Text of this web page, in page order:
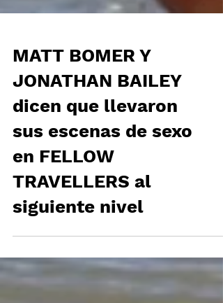
MATT BOMER Y
JONATHAN BAILEY
dicen que llevaron
sus escenas de sexo
en FELLOW
TRAVELLERS al